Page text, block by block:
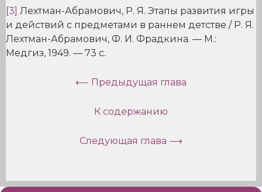
[3] Лехтман-Абрамович, Р. Я. Этапы развития игры
и действий с предметами в раннем детстве / Р. Я.
Лехтман-Абрамович, Ф. И. Фрадкина. — М.:
Медгиз, 1949. — 73 с.
⟵ Предыдущая глава
К содержанию
Следующая глава ⟶